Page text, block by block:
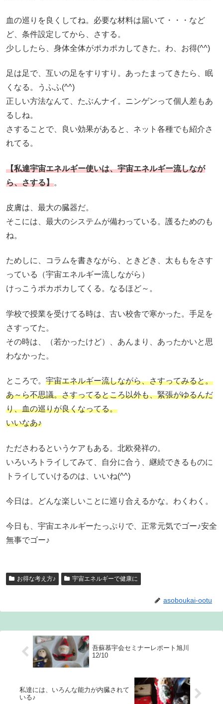
血の巡りを良くしてね。必要な材料は届いて・・・など
ど、条件設定してから、さする。
少ししたら、身体全体がポカポカしてきた。わ、お得(^^)
足は足で、互いの足をすりすり。あったまってきたら、眠
くなる。うふふ(^^)
正しい方法なんて、たぶんナイ。ニンゲンって個人差もあ
るしね。
さすることで、良い効果があると、ネット各種でも紹介さ
れてる。
【私達宇宙エネルギー使いは、宇宙エネルギー流しなが
ら、さする】。
皮膚は、最大の臓器だ。
そこには、最大のシステムが備わっている。護るためのも
ね。
ためしに、コラムを書きながら、ときどき、太ももをさす
っている（宇宙エネルギー流しながら）
けっこうポカポカしてくる。なるほど～。
学校で授業を受けてる時は、古い校舎で寒かった。手足を
さすってた。
その時は、（若かったけど）、あんまり、あったかいと思
わなかった。
ところで。 宇宙エネルギー流しながら、さすってみると。
あ～ら不思議。さすってるところ以外も、緊張がゆるんだ
り、血の巡りが良くなってる。
いいなあ♪
たださわるというケアもある。北欧発祥の。
いろいろトライしてみて、自分に合う、継続できるものに
トライしていけるのは、いいね(^^)
今日は。どんな楽しいことに巡り合えるかな。わくわく。
今日も、宇宙エネルギーたっぷりで、正常元気でゴー♪安全
無事でゴー♪
お得な考え方♪ 宇宙エネルギーで健康に
asoboukai-ootu
吾蘇慕宇会セミナーレポート旭川
12/10
私達には、いろんな能力が内臓されて
いる♪